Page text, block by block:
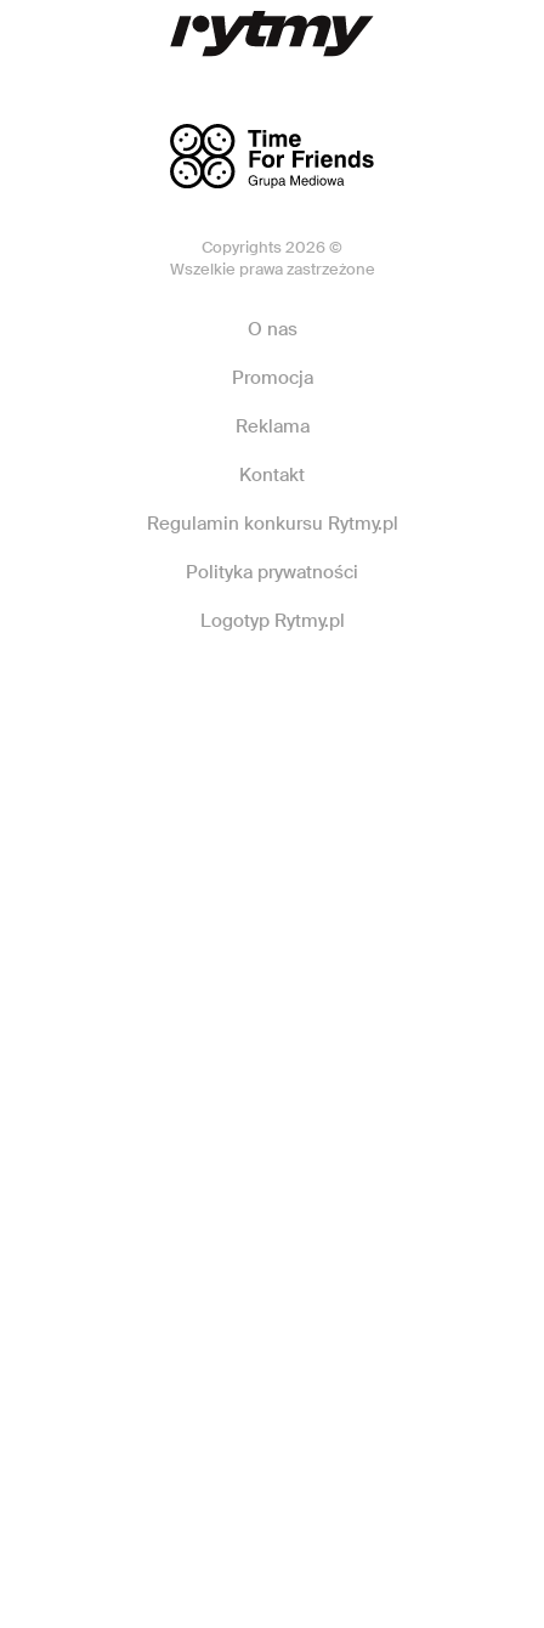
Copyrights 2026 ©
Wszelkie prawa zastrzeżone
O nas
Promocja
Reklama
Kontakt
Regulamin konkursu Rytmy.pl
Polityka prywatności
Logotyp Rytmy.pl